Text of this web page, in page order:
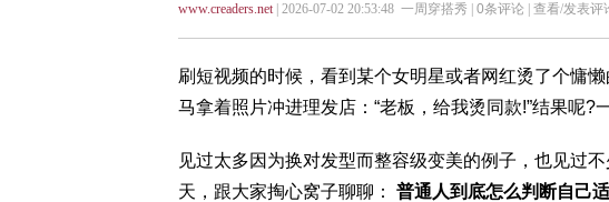
www.creaders.net| 2026-07-02 20:53:48 一周穿搭秀 | 0条评论 | 查看/发表评
刷短视频的时候，看到某个女明星或者网红烫了个慵
马拿着照片冲进理发店：“老板，给我烫同款!”结果呢?
见过太多因为换对发型而整容级变美的例子，也见过
天，跟大家掏心窝子聊聊： 普通人到底怎么判断自己